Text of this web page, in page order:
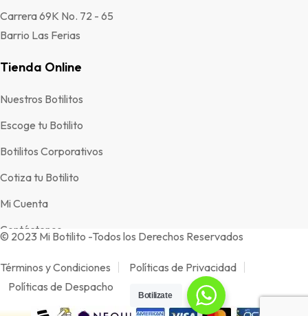
Carrera 69K No. 72 - 65
Barrio Las Ferias
Tienda Online
Nuestros Botilitos
Escoge tu Botilito
Botilitos Corporativos
Cotiza tu Botilito
Mi Cuenta
Contáctenos
© 2023 Mi Botilito -Todos los Derechos Reservados
Términos y Condiciones
Políticas de Privacidad
Políticas de Despacho
Botilizate